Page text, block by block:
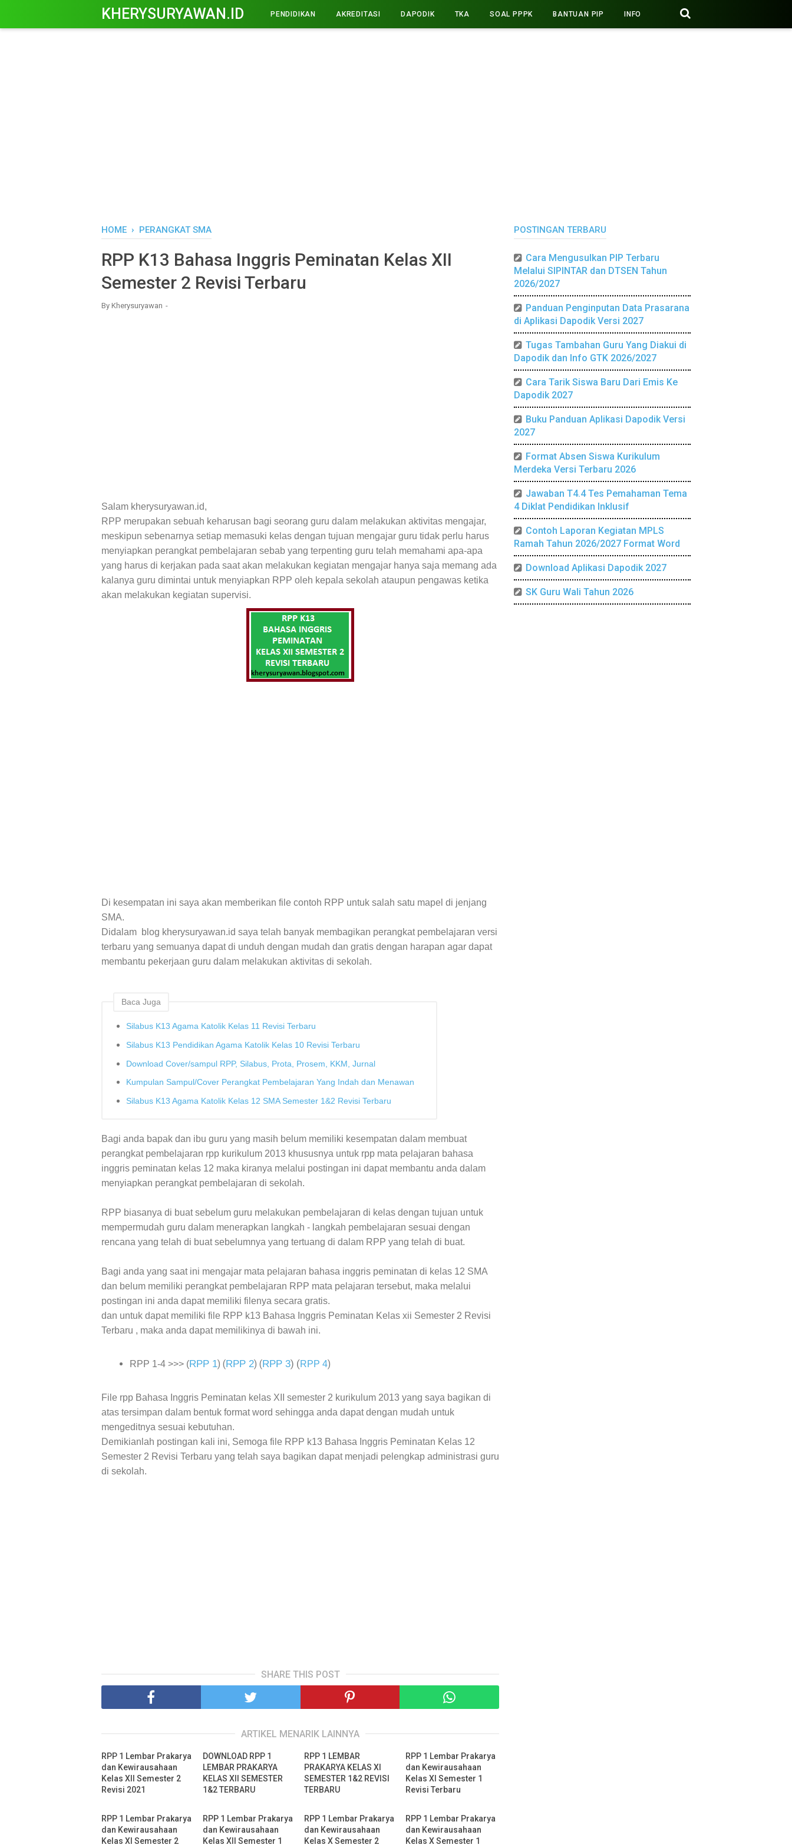
KHERYSURYAWAN.ID PENDIDIKAN AKREDITASI DAPODIK TKA SOAL PPPK BANTUAN PIP INFO
HOME › PERANGKAT SMA
RPP K13 Bahasa Inggris Peminatan Kelas XII
Semester 2 Revisi Terbaru
By Kherysuryawan
Salam kherysuryawan.id,
RPP merupakan sebuah keharusan bagi seorang guru dalam melakukan aktivitas mengajar,
meskipun sebenarnya setiap memasuki kelas dengan tujuan mengajar guru tidak perlu harus
menyiapkan perangkat pembelajaran sebab yang terpenting guru telah memahami apa-apa
yang harus di kerjakan pada saat akan melakukan kegiatan mengajar hanya saja memang ada
kalanya guru dimintai untuk menyiapkan RPP oleh kepala sekolah ataupun pengawas ketika
akan melakukan kegiatan supervisi.
Di kesempatan ini saya akan memberikan file contoh RPP untuk salah satu mapel di jenjang
SMA.
Didalam blog kherysuryawan.id saya telah banyak membagikan perangkat pembelajaran versi
terbaru yang semuanya dapat di unduh dengan mudah dan gratis dengan harapan agar dapat
membantu pekerjaan guru dalam melakukan aktivitas di sekolah.
Baca Juga
Silabus K13 Agama Katolik Kelas 11 Revisi Terbaru
Silabus K13 Pendidikan Agama Katolik Kelas 10 Revisi Terbaru
Download Cover/sampul RPP, Silabus, Prota, Prosem, KKM, Jurnal
Kumpulan Sampul/Cover Perangkat Pembelajaran Yang Indah dan Menawan
Silabus K13 Agama Katolik Kelas 12 SMA Semester 1&2 Revisi Terbaru
Bagi anda bapak dan ibu guru yang masih belum memiliki kesempatan dalam membuat
perangkat pembelajaran rpp kurikulum 2013 khususnya untuk rpp mata pelajaran bahasa
inggris peminatan kelas 12 maka kiranya melalui postingan ini dapat membantu anda dalam
menyiapkan perangkat pembelajaran di sekolah.
RPP biasanya di buat sebelum guru melakukan pembelajaran di kelas dengan tujuan untuk
mempermudah guru dalam menerapkan langkah - langkah pembelajaran sesuai dengan
rencana yang telah di buat sebelumnya yang tertuang di dalam RPP yang telah di buat.
Bagi anda yang saat ini mengajar mata pelajaran bahasa inggris peminatan di kelas 12 SMA
dan belum memiliki perangkat pembelajaran RPP mata pelajaran tersebut, maka melalui
postingan ini anda dapat memiliki filenya secara gratis.
dan untuk dapat memiliki file RPP k13 Bahasa Inggris Peminatan Kelas xii Semester 2 Revisi
Terbaru , maka anda dapat memilikinya di bawah ini.
RPP 1-4 >>> (RPP 1) (RPP 2) (RPP 3) (RPP 4)
File rpp Bahasa Inggris Peminatan kelas XII semester 2 kurikulum 2013 yang saya bagikan di
atas tersimpan dalam bentuk format word sehingga anda dapat dengan mudah untuk
mengeditnya sesuai kebutuhan.
Demikianlah postingan kali ini, Semoga file RPP k13 Bahasa Inggris Peminatan Kelas 12
Semester 2 Revisi Terbaru yang telah saya bagikan dapat menjadi pelengkap administrasi guru
di sekolah.
SHARE THIS POST
ARTIKEL MENARIK LAINNYA
RPP 1 Lembar Prakarya
dan Kewirausahaan
Kelas XII Semester 2
Revisi 2021
DOWNLOAD RPP 1
LEMBAR PRAKARYA
KELAS XII SEMESTER
1&2 TERBARU
RPP 1 LEMBAR
PRAKARYA KELAS XI
SEMESTER 1&2 REVISI
TERBARU
RPP 1 Lembar Prakarya
dan Kewirausahaan
Kelas XI Semester 1
Revisi Terbaru
RPP 1 Lembar Prakarya
dan Kewirausahaan
Kelas XI Semester 2
RPP 1 Lembar Prakarya
dan Kewirausahaan
Kelas XII Semester 1
RPP 1 Lembar Prakarya
dan Kewirausahaan
Kelas X Semester 2
RPP 1 Lembar Prakarya
dan Kewirausahaan
Kelas X Semester 1
POSTINGAN TERBARU
Cara Mengusulkan PIP Terbaru
Melalui SIPINTAR dan DTSEN Tahun
2026/2027
Panduan Penginputan Data Prasarana
di Aplikasi Dapodik Versi 2027
Tugas Tambahan Guru Yang Diakui di
Dapodik dan Info GTK 2026/2027
Cara Tarik Siswa Baru Dari Emis Ke
Dapodik 2027
Buku Panduan Aplikasi Dapodik Versi
2027
Format Absen Siswa Kurikulum
Merdeka Versi Terbaru 2026
Jawaban T4.4 Tes Pemahaman Tema
4 Diklat Pendidikan Inklusif
Contoh Laporan Kegiatan MPLS
Ramah Tahun 2026/2027 Format Word
Download Aplikasi Dapodik 2027
SK Guru Wali Tahun 2026